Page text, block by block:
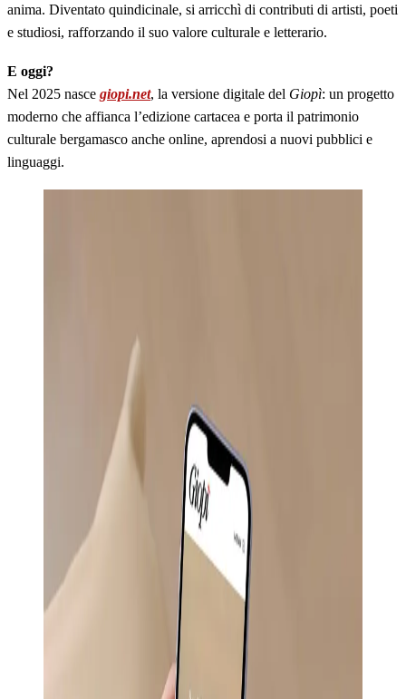
anima. Diventato quindicinale, si arricchì di contributi di artisti, poeti
e studiosi, rafforzando il suo valore culturale e letterario.
E oggi?
Nel 2025 nasce giopi.net, la versione digitale del Giopì: un progetto
moderno che affianca l’edizione cartacea e porta il patrimonio
culturale bergamasco anche online, aprendosi a nuovi pubblici e
linguaggi.